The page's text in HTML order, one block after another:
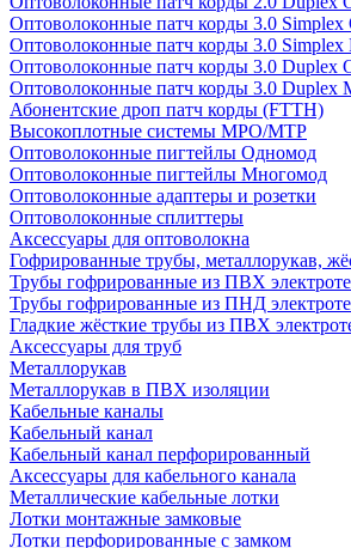
Оптоволоконные патч корды 3.0
Оптоволоконные патч корды 3.0
Оптоволоконные патч корды 3.0 Duplex
Оптоволоконные патч корды 3.0 Duplex
Абонентские дроп патч корды (FTTH)
Высокоплотные системы MPO/MTP
Оптоволоконные пигтейлы Одномод
Оптоволоконные пигтейлы Многомод
Оптоволоконные адаптеры и розетки
Оптоволоконные сплиттеры
Аксессуары для оптоволокна
Гофрированные трубы, металлорукав,
Трубы гофрированные из ПВХ
Трубы гофрированные из ПНД
Гладкие жёсткие трубы из ПВХ
Аксессуары для труб
Металлорукав
Металлорукав в ПВХ изоляции
Кабельные каналы
Кабельный канал
Кабельный канал перфорированный
Аксессуары для кабельного канала
Металлические кабельные лотки
Лотки монтажные замковые
Лотки перфорированные с замком